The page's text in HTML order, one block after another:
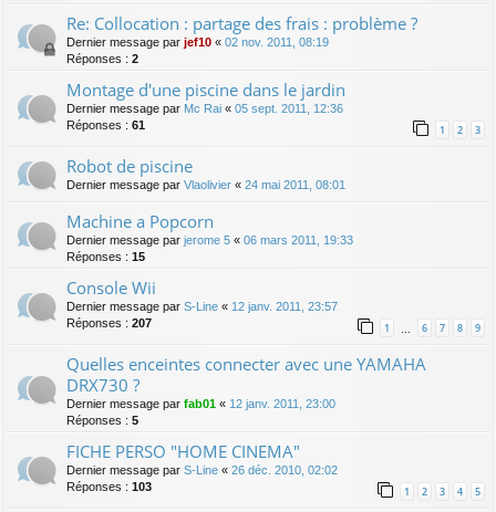
Re: Collocation : partage des frais : problème ?
Dernier message par jef10 « 02 nov. 2011, 08:19
Réponses : 2
Montage d'une piscine dans le jardin
Dernier message par Mc Rai « 05 sept. 2011, 12:36
Réponses : 61 1 2 3
Robot de piscine
Dernier message par Vlaolivier « 24 mai 2011, 08:01
Machine a Popcorn
Dernier message par jerome 5 « 06 mars 2011, 19:33
Réponses : 15
Console Wii
Dernier message par S-Line « 12 janv. 2011, 23:57
Réponses : 207 1 6 7 8 9
Quelles enceintes connecter avec une YAMAHA
DRX730 ?
Dernier message par fab01 « 12 janv. 2011, 23:00
Réponses : 5
FICHE PERSO "HOME CINEMA"
Dernier message par S-Line « 26 déc. 2010, 02:02
Réponses : 103 1 2 3 4 5